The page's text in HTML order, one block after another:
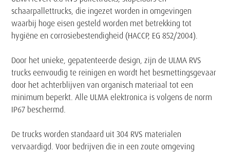
schaarpallettrucks, die ingezet worden in omgevingen
waarbij hoge eisen gesteld worden met betrekking tot
hygiëne en corrosiebestendigheid (HACCP, EG 852/2004).
Door het unieke, gepatenteerde design, zijn de ULMA RVS
trucks eenvoudig te reinigen en wordt het besmettingsgevaar
door het achterblijven van organisch materiaal tot een
minimum beperkt. Alle ULMA elektronica is volgens de norm
IP67 beschermd.
De trucks worden standaard uit 304 RVS materialen
vervaardigd. Voor bedrijven die in een zoute omgeving